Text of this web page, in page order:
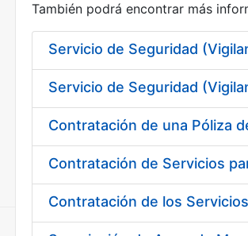
Show/Hide
Show/Hide
También podrá encontrar más
Servicio de Seguridad
Servicio de Seguridad